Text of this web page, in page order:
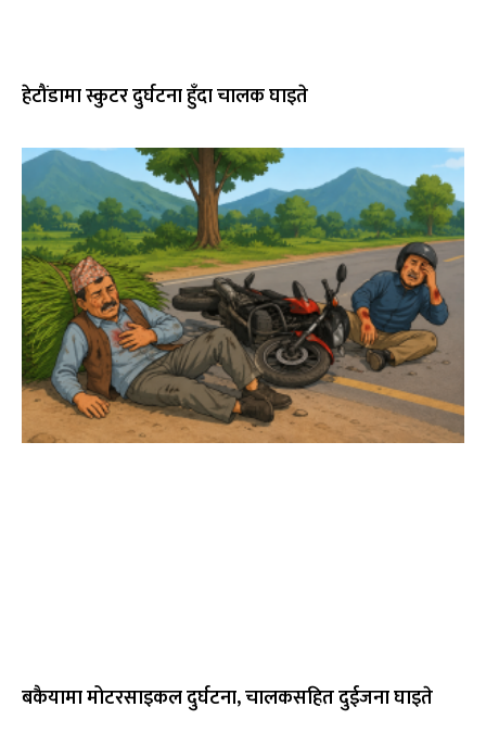
हेटौंडामा स्कुटर दुर्घटना हुँदा चालक घाइते
बकैयामा मोटरसाइकल दुर्घटना, चालकसहित दुईजना घाइते